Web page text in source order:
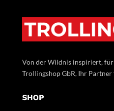
Von der Wildnis inspiriert, für
Trollingshop GbR, Ihr
SHOP